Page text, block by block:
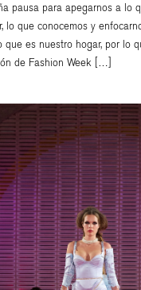
pausa para apegarnos a lo
lo que conocemos y
que es nuestro hogar, por lo
de Fashion Week […]